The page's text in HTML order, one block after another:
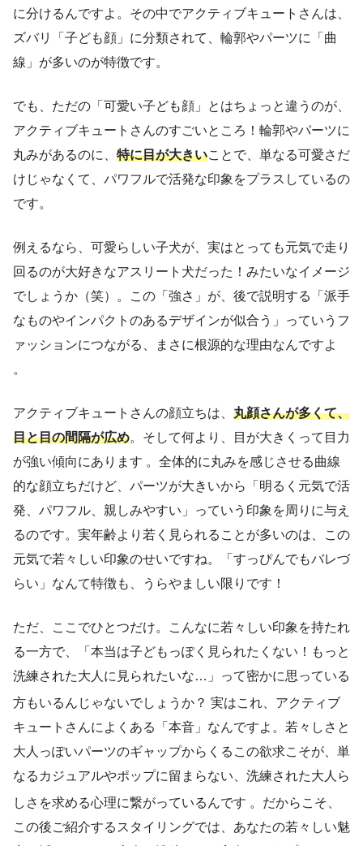
に分けるんですよ。その中でアクティブキュートさんは、
ズバリ「子ども顔」に分類されて、輪郭やパーツに「曲
線」が多いのが特徴です。
でも、ただの「可愛い子ども顔」とはちょっと違うのが、
アクティブキュートさんのすごいところ！輪郭やパーツに
丸みがあるのに、 特に目が大きいことで、単なる可愛さだ
けじゃなくて、パワフルで活発な印象をプラスしているの
です。
例えるなら、可愛らしい子犬が、実はとっても元気で走り
回るのが大好きなアスリート犬だった！みたいなイメージ
でしょうか（笑）。この「強さ」が、後で説明する「派手
なものやインパクトのあるデザインが似合う」っていうフ
ァッションにつながる、まさに根源的な理由なんですよ
。
アクティブキュートさんの顔立ちは、 丸顔さんが多くて、
目と目の間隔が広め。そして何より、目が大きくって目力
が強い傾向にあります 。全体的に丸みを感じさせる曲線
的な顔立ちだけど、パーツが大きいから「明るく元気で活
発、パワフル、親しみやすい」っていう印象を周りに与え
るのです。実年齢より若く見られることが多いのは、この
元気で若々しい印象のせいですね。「すっぴんでもバレづ
らい」なんて特徴も、うらやましい限りです！
ただ、ここでひとつだけ。こんなに若々しい印象を持たれ
る一方で、「本当は子どもっぽく見られたくない！もっと
洗練された大人に見られたいな…」って密かに思っている
方もいるんじゃないでしょうか？ 実はこれ、アクティブ
キュートさんによくある「本音」なんですよ。若々しさと
大人っぽいパーツのギャップからくるこの欲求こそが、単
なるカジュアルやポップに留まらない、洗練された大人ら
しさを求める心理に繋がっているんです 。だからこそ、
この後ご紹介するスタイリングでは、あなたの若々しい魅